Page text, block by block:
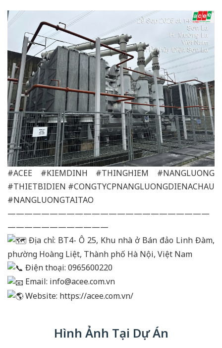
#ACEE #KIEMDINH #THINGHIEM
#NANGLUONG
#THIETBIDIEN #CONGTYCPNANGLUONGDIENACHAU
#NANGLUONGTAITAO
————————————————————————
————————————
Địa chỉ: BT4- Ô 25, Khu nhà ở Bán đảo Linh Đàm,
phường Hoàng Liệt, Thành phố Hà Nội, Việt Nam
Điện thoại: 0965600220
Email: info@acee.com.vn
Website: https://acee.com.vn/
Hình Ảnh Tại Dự Án